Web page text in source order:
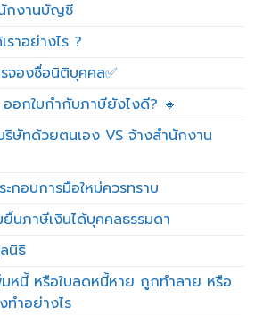
กงานบัญชี
ราอย่างไร ?
จองชื่อนิติบุคคล✅
อกใบกำกับภาษียังไงดี? 🔸
ริษัทด้วยตนเอง VS จ้างสำนักงาน
กอบการมือใหม่ควรทราบ
ยื่นภาษีเงินได้บุคคลธรรมดา
นิธิ
มหนี้ หรือใบลดหนี้หาย ถูกทำลาย หรือ
ทำอย่างไร